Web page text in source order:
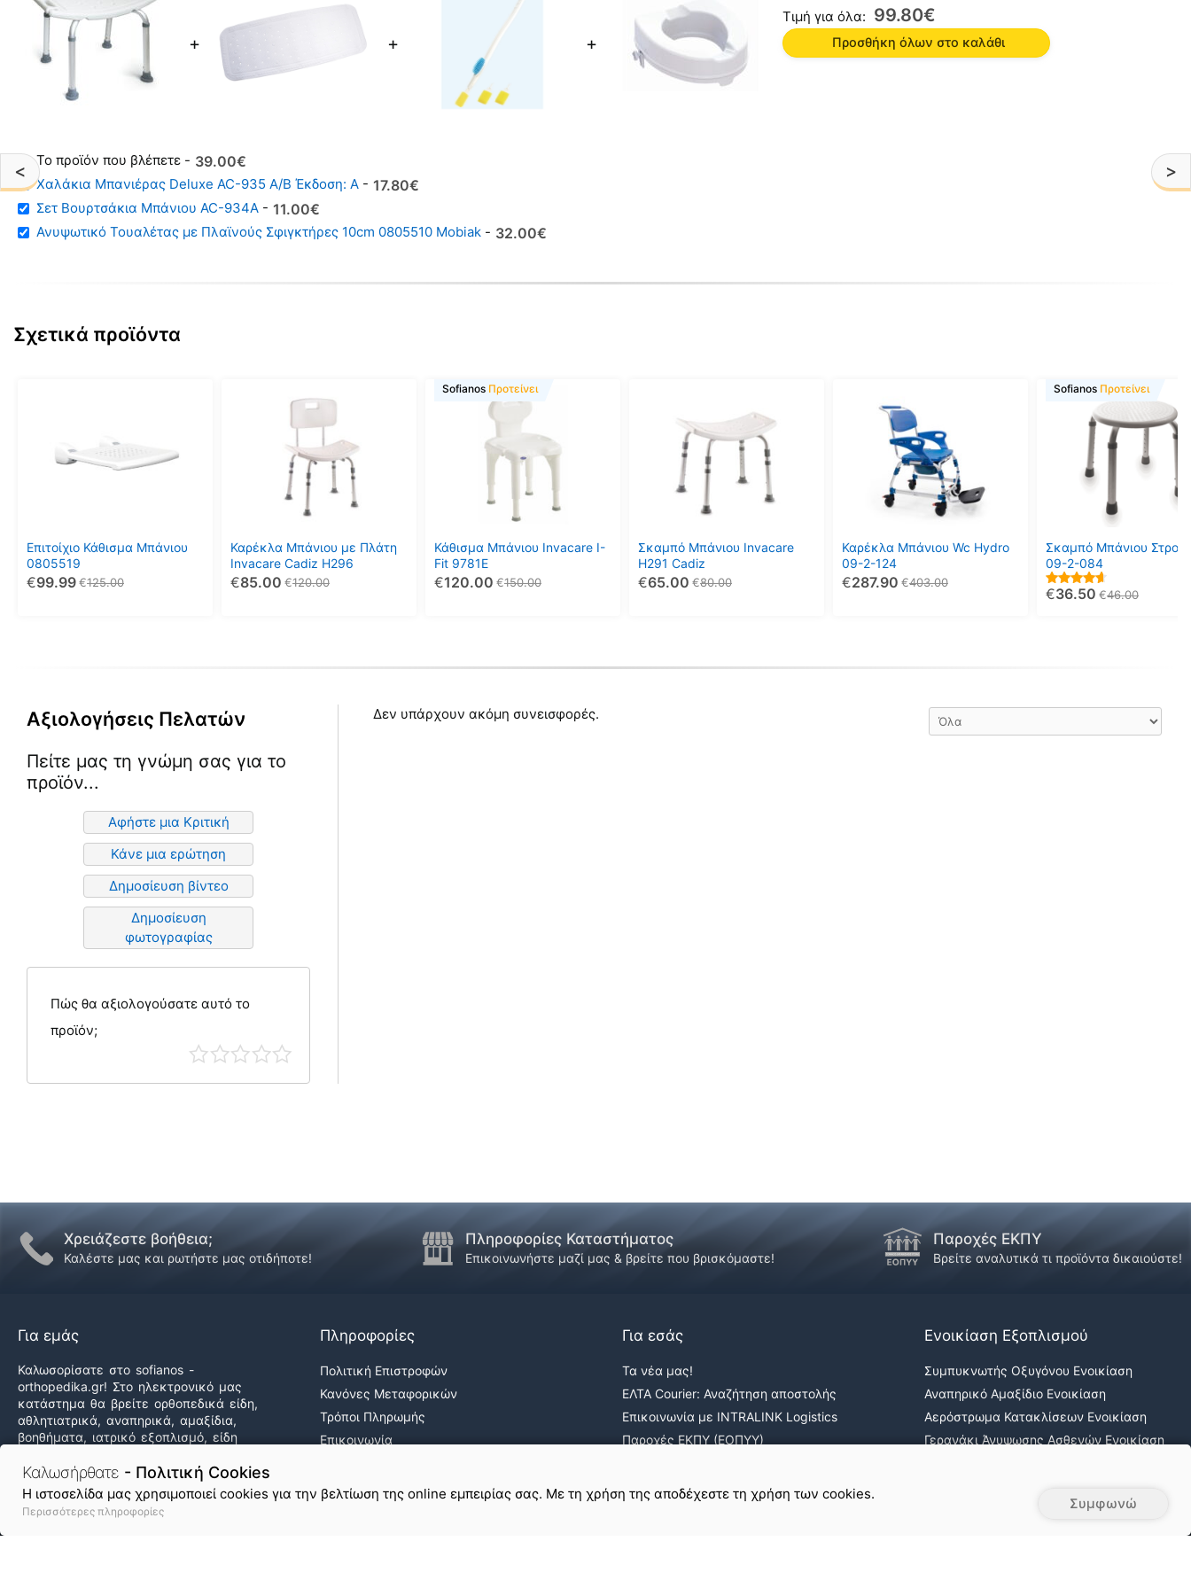
Καλωσήρθατε - Πολιτική Cookies
H ιστοσελίδα μας χρησιμοποιεί cookies για την βελτίωση της online εμπειρίας σας. Με τη χρήση της αποδέχεστε τη χρήση των cookies.
Περισσότερες πληροφορίες Συμφωνώ
< >
+ + +
Τιμή για όλα: 99.80€
Προσθήκη όλων στο καλάθι
- Original
price
was:
51.00€.
39.00€
Η
τρέχουσα
τιμή
είναι:
Χαλάκια Μπανιέρας Deluxe AC-935 A/B Έκδοση: A - Original
was:
17.80€
Η
τιμή
Σετ Βουρτσάκια Μπάνιου AC-934A - Original
price
11.00€
Η
τρέχουσα
Ανυψωτικό Τουαλέτας με Πλαϊνούς Σφιγκτήρες 10cm 0805510 Mobiak - 32.00€
Σχετικά προϊόντα
Επιτοίχιο Κάθισμα Μπάνιου
0805519
125.00
€
99.99
€
Καρέκλα Μπάνιου με Πλάτη
Invacare Cadiz H296
120.00
€
85.00
€
Sofianos Προτείνει
Κάθισμα Μπάνιου Invacare I-
Fit 9781E
150.00
€
120.00
€
Σκαμπό Μπάνιου Invacare
H291 Cadiz
80.00
€
65.00
€
Καρέκλα Μπάνιου Wc Hydro
09-2-124
403.00
€
287.90
€
Sofianos Προτείνει
Σκαμπό Μπάνιου
09-2-084
4.67
46.00
€
36.50
€
Αξιολογήσεις Πελατών
Πείτε μας τη γνώμη σας για το
προϊόν...
Αφήστε μια Κριτική
Κάνε μια ερώτηση
Δημοσίευση βίντεο
Δημοσίευση
φωτογραφίας
Πώς θα αξιολογούσατε αυτό το
προϊόν;
Δεν υπάρχουν ακόμη συνεισφορές.
Χρειάζεστε βοήθεια;
Καλέστε μας και ρωτήστε μας οτιδήποτε!
Πληροφορίες Καταστήματος
Επικοινωνήστε μαζί μας & βρείτε που βρισκόμαστε!
Παροχές ΕΚΠΥ
Βρείτε αναλυτικά τι προϊόντα δικαιούστε!
Για εμάς
Καλωσορίσατε στο sofianos -
orthopedika.gr! Στο ηλεκτρονικό μας
κατάστημα θα βρείτε ορθοπεδικά είδη,
αθλητιατρικά, αναπηρικά, αμαξίδια,
βοηθήματα, ιατρικό εξοπλισμό, είδη
δεκάδες προϊόντα υγείας & ομορφιάς,
στις καλύτερες τιμές της αγοράς!
Πληροφορίες
Πολιτική Επιστροφών
Κανόνες Μεταφορικών
Τρόποι Πληρωμής
Επικοινωνία
Εργαστείτε σε εμάς
Για εσάς
Τα νέα μας!
ΕΛΤΑ Courier: Αναζήτηση αποστολής
Επικοινωνία με INTRALINK Logistics
Παροχές ΕΚΠΥ (ΕΟΠΥΥ)
Ενοικίαση Εξοπλισμού
Συμπυκνωτής Οξυγόνου Ενοικίαση
Αναπηρικό Αμαξίδιο Ενοικίαση
Αερόστρωμα Κατακλίσεων Ενοικίαση
Γερανάκι Άνυψωσης Ασθενών Ενοικίαση